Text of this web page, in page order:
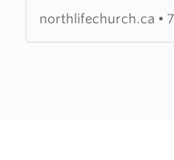
Church
northlifechurch.ca •